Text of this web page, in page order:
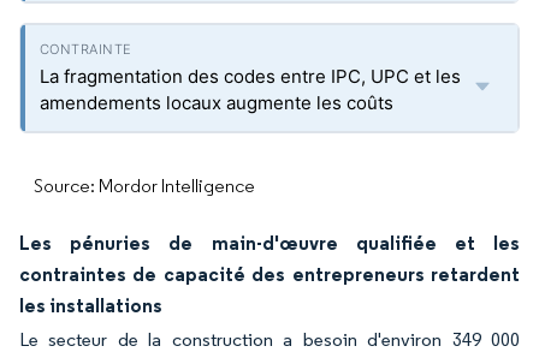
La fragmentation des codes entre IPC, UPC et les
amendements locaux augmente les coûts
Source: Mordor Intelligence
Les pénuries de main-d'œuvre qualifiée et les
contraintes de capacité des entrepreneurs retardent
les installations
Le secteur de la construction a besoin d'environ 349 000